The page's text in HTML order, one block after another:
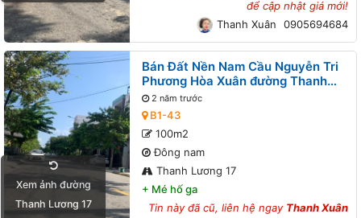
để cập nhật giá mới!
Thanh Xuân
0905694684
Xem ảnh đường
Thanh Lương 17
Bán Đất Nền Nam Cầu Nguyễn Tri
Phương Hòa Xuân đường Thanh
Lương 17 B1-43 lô 1x
2 năm trước
B1-43
100m2
Đông nam
Thanh Lương 17
+ Mé hố ga
Tin này đã cũ, liên hệ ngay Thanh Xuân